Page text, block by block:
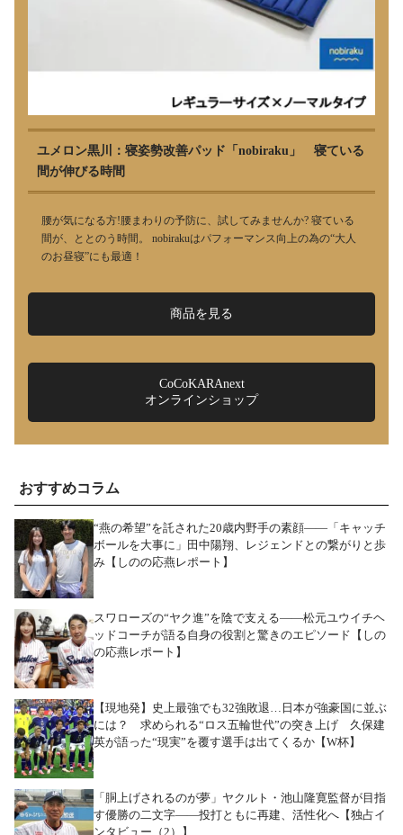
ユメロン黒川：寝姿勢改善パッド「nobiraku」 寝ている
間が伸びる時間
腰が気になる方!腰まわりの予防に、試してみませんか? 寝ている
間が、ととのう時間。 nobirakuはパフォーマンス向上の為の“大人
のお昼寝”にも最適！
商品を見る
CoCoKARAnext
オンラインショップ
おすすめコラム
“燕の希望”を託された20歳内野手の素顔――「キャッチ
ボールを大事に」田中陽翔、レジェンドとの繋がりと歩
み【しのの応燕レポート】
スワローズの“ヤク進”を陰で支える――松元ユウイチヘ
ッドコーチが語る自身の役割と驚きのエピソード【しの
の応燕レポート】
【現地発】史上最強でも32強敗退…日本が強豪国に並ぶ
には？ 求められる“ロス五輪世代”の突き上げ 久保建
英が語った“現実”を覆す選手は出てくるか【W杯】
「胴上げされるのが夢」ヤクルト・池山隆寛監督が目指
す優勝の二文字――投打ともに再建、活性化へ【独占イ
ンタビュー（2）】